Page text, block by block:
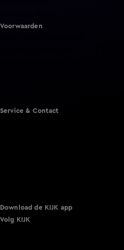
Voorwaarden
Service & Contact
Download de KIJK app
Volg KIJK